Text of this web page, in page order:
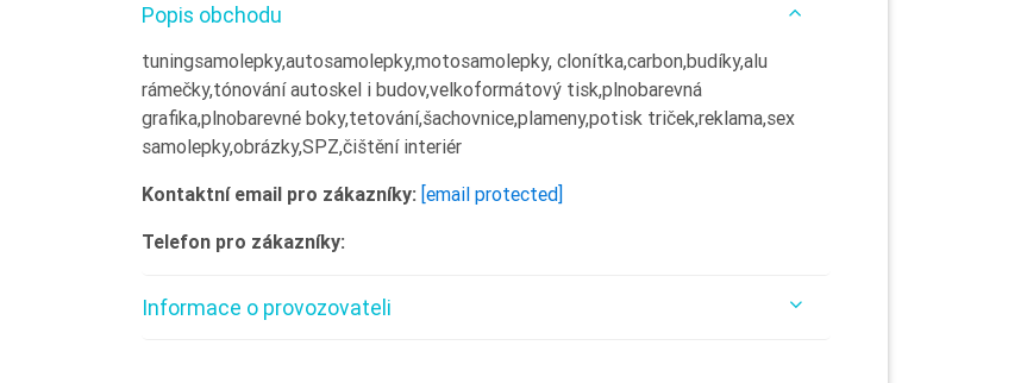
Popis obchodu
tuningsamolepky,autosamolepky,motosamolepky, clonítka,carbon,budíky,alu
rámečky,tónování autoskel i budov,velkoformátový tisk,plnobarevná
grafika,plnobarevné boky,tetování,šachovnice,plameny,potisk triček,reklama,sex
samolepky,obrázky,SPZ,čištění interiér
Kontaktní email pro zákazníky: [email protected]
Telefon pro zákazníky:
Informace o provozovateli